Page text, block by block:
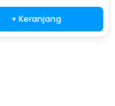
+ Keranjang